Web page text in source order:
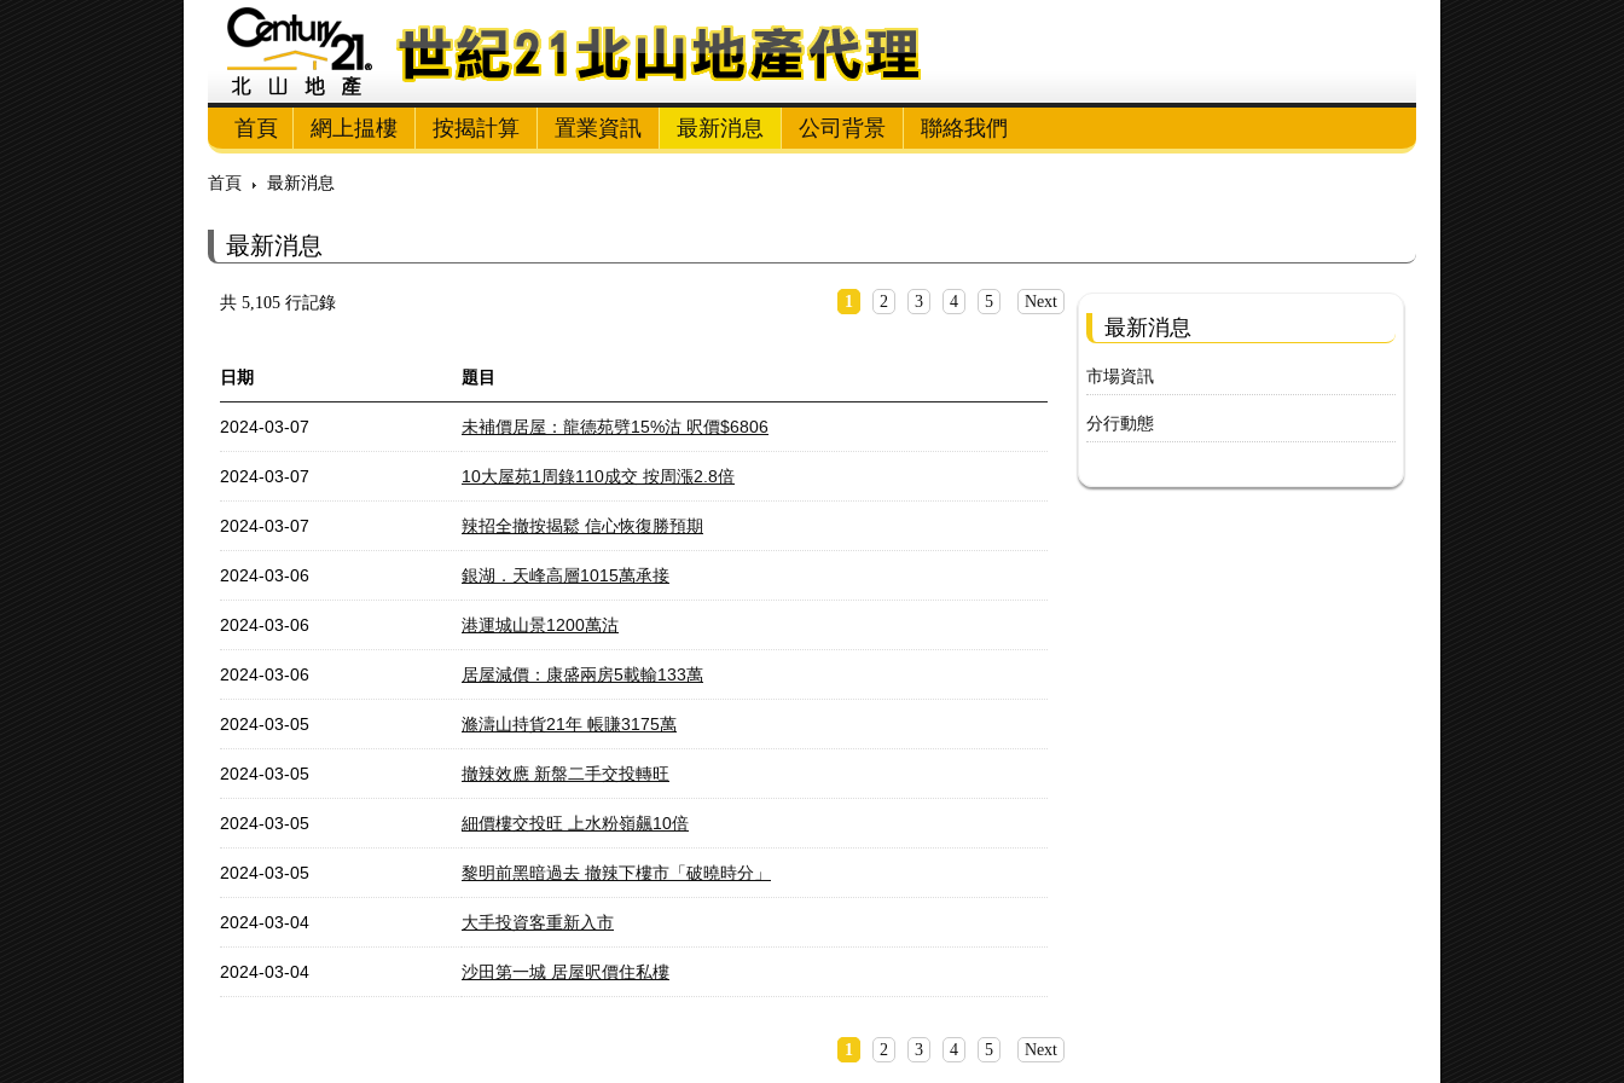
首頁 網上揾樓 按揭計算 置業資訊 最新消息 公司背景 聯絡我們
首頁 最新消息
最新消息
共 5,105 行記錄 1 2 3 4 5 Next
日期 題目
2024-03-07 未補價居屋：龍德苑劈15%沽 呎價$6806
2024-03-07 10大屋苑1周錄110成交 按周漲2.8倍
2024-03-07 辣招全撤按揭鬆 信心恢復勝預期
2024-03-06 銀湖．天峰高層1015萬承接
2024-03-06 港運城山景1200萬沽
2024-03-06 居屋減價：康盛兩房5載輸133萬
2024-03-05 滌濤山持貨21年 帳賺3175萬
2024-03-05 撤辣效應 新盤二手交投轉旺
2024-03-05 細價樓交投旺 上水粉嶺飆10倍
2024-03-05 黎明前黑暗過去 撤辣下樓市「破曉時分」
2024-03-04 大手投資客重新入市
2024-03-04 沙田第一城 居屋呎價住私樓
1 2 3 4 5 Next
最新消息
市場資訊
分行動態